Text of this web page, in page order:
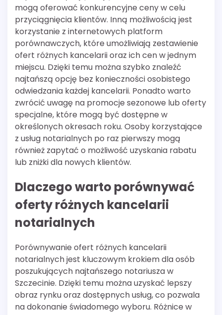
mogą oferować konkurencyjne ceny w celu
przyciągnięcia klientów. Inną możliwością jest
korzystanie z internetowych platform
porównawczych, które umożliwiają zestawienie
ofert różnych kancelarii oraz ich cen w jednym
miejscu. Dzięki temu można szybko znaleźć
najtańszą opcję bez konieczności osobistego
odwiedzania każdej kancelarii. Ponadto warto
zwrócić uwagę na promocje sezonowe lub oferty
specjalne, które mogą być dostępne w
określonych okresach roku. Osoby korzystające
z usług notarialnych po raz pierwszy mogą
również zapytać o możliwość uzyskania rabatu
lub zniżki dla nowych klientów.
Dlaczego warto porównywać
oferty różnych kancelarii
notarialnych
Porównywanie ofert różnych kancelarii
notarialnych jest kluczowym krokiem dla osób
poszukujących najtańszego notariusza w
Szczecinie. Dzięki temu można uzyskać lepszy
obraz rynku oraz dostępnych usług, co pozwala
na dokonanie świadomego wyboru. Różnice w